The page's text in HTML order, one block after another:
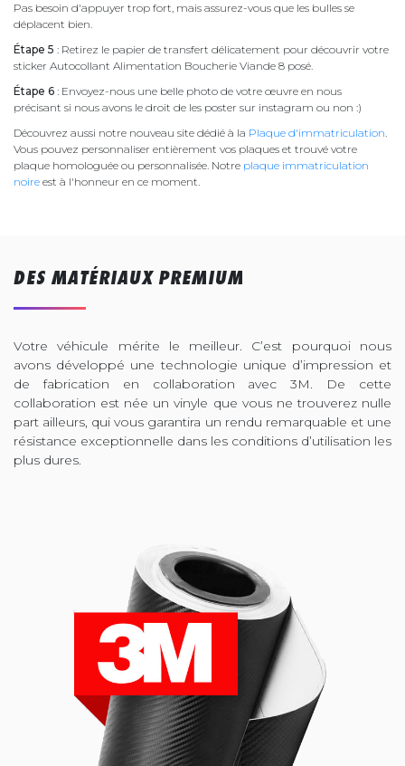
Pas besoin d'appuyer trop fort, mais assurez-vous que les bulles se
déplacent bien.
Étape 5 : Retirez le papier de transfert délicatement pour découvrir votre
sticker Autocollant Alimentation Boucherie Viande 8 posé.
Étape 6 : Envoyez-nous une belle photo de votre œuvre en nous
précisant si nous avons le droit de les poster sur instagram ou non :)
Découvrez aussi notre nouveau site dédié à la Plaque d'immatriculation.
Vous pouvez personnaliser entièrement vos plaques et trouvé votre
plaque homologuée ou personnalisée. Notre plaque immatriculation
noire est à l'honneur en ce moment.
DES MATÉRIAUX PREMIUM
Votre véhicule mérite le meilleur. C’est pourquoi nous
avons développé une technologie unique d’impression et
de fabrication en collaboration avec 3M. De cette
collaboration est née un vinyle que vous ne trouverez nulle
part ailleurs, qui vous garantira un rendu remarquable et une
résistance exceptionnelle dans les conditions d’utilisation les
plus dures.